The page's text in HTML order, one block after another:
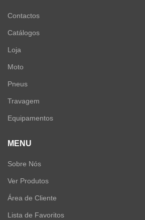
Contactos
Catálogos
Loja
Moto
Pneus
Travagem
Equipamentos
MENU
Sobre Nós
Ver Produtos
Área de Cliente
Lista de Favoritos